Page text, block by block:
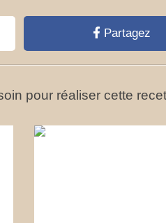
Partagez
pour réaliser cette